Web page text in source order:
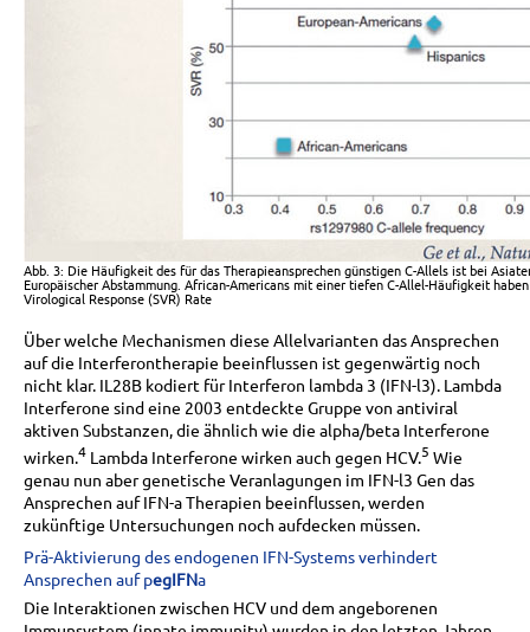
Abb. 3: Die Häufigkeit des für das Therapieansprechen günstigen C-Allels ist bei
Europäischer Abstammung. African-Americans mit einer tiefen C-Allel-Häufigkeit
Virological Response (SVR) Rate
Über welche Mechanismen diese Allelvarianten das Ansprechen
auf die Interferontherapie beeinflussen ist gegenwärtig noch
nicht klar. IL28B kodiert für Interferon lambda 3 (IFN-l3). Lambda
Interferone sind eine 2003 entdeckte Gruppe von antiviral
aktiven Substanzen, die ähnlich wie die alpha/beta Interferone
wirken.4 Lambda Interferone wirken auch gegen HCV.5 Wie
genau nun aber genetische Veranlagungen im IFN-l3 Gen das
Ansprechen auf IFN-a Therapien beeinflussen, werden
zukünftige Untersuchungen noch aufdecken müssen.
Prä-Aktivierung des endogenen IFN-Systems verhindert
Ansprechen auf pegIFNa
Die Interaktionen zwischen HCV und dem angeborenen